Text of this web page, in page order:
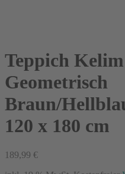
Teppich
Geometrisch
Braun/
120 x 180 cm
189,99 €